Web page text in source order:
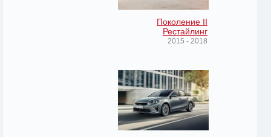
Поколение II
Рестайлинг
2015 - 2018